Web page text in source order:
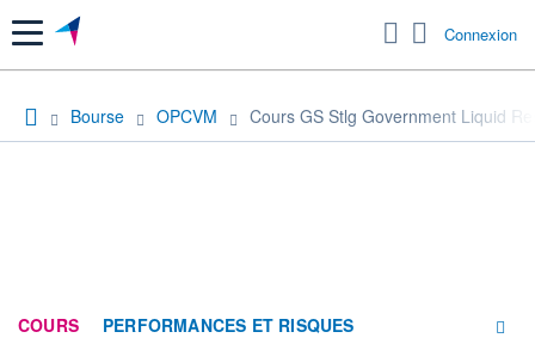
Menu Connexion
Bourse OPCVM Cours GS Stlg Government Liquid
COURS PERFORMANCES ET RISQUES